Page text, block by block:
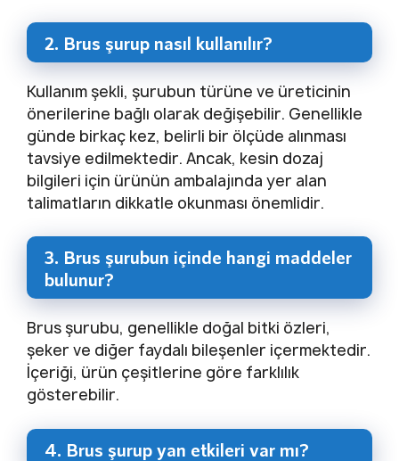
2. Brus şurup nasıl kullanılır?
Kullanım şekli, şurubun türüne ve üreticinin
önerilerine bağlı olarak değişebilir. Genellikle
günde birkaç kez, belirli bir ölçüde alınması
tavsiye edilmektedir. Ancak, kesin dozaj
bilgileri için ürünün ambalajında yer alan
talimatların dikkatle okunması önemlidir.
3. Brus şurubun içinde hangi maddeler
bulunur?
Brus şurubu, genellikle doğal bitki özleri,
şeker ve diğer faydalı bileşenler içermektedir.
İçeriği, ürün çeşitlerine göre farklılık
gösterebilir.
4. Brus şurup yan etkileri var mı?